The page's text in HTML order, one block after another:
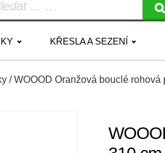
KŘESLA A SEZENÍ
/ WOOOD Oranžová bouclé